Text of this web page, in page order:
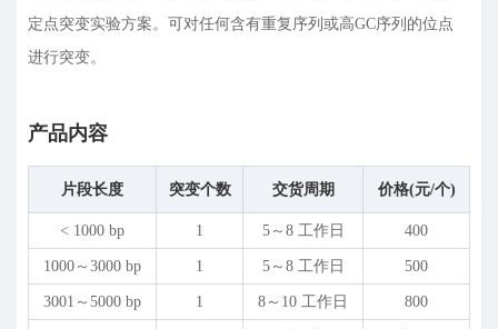
定点突变实验方案。可对任何含有重复序列或高GC序列的位点
进行突变。
产品内容
片段长度 突变个数 交货周期 价格(元/个)
< 1000 bp 1 5～8 工作日 400
1000～3000 bp 1 5～8 工作日 500
3001～5000 bp 1 8～10 工作日 800